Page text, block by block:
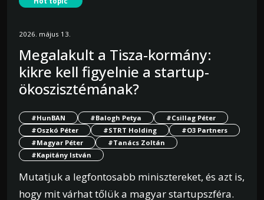
2026. május 13.
Megalakult a Tisza-kormány:
kikre kell figyelnie a startup-
ökoszisztémának?
#HunBAN #Balogh Petya
#Csillag Péter
#Oszkó Péter
#STRT Holding
#O3 Partners
#Magyar Péter
#Tanács Zoltán
#Kapitány István
Mutatjuk a legfontosabb minisztereket, és azt is,
hogy mit várhat tőlük a magyar startupszféra.